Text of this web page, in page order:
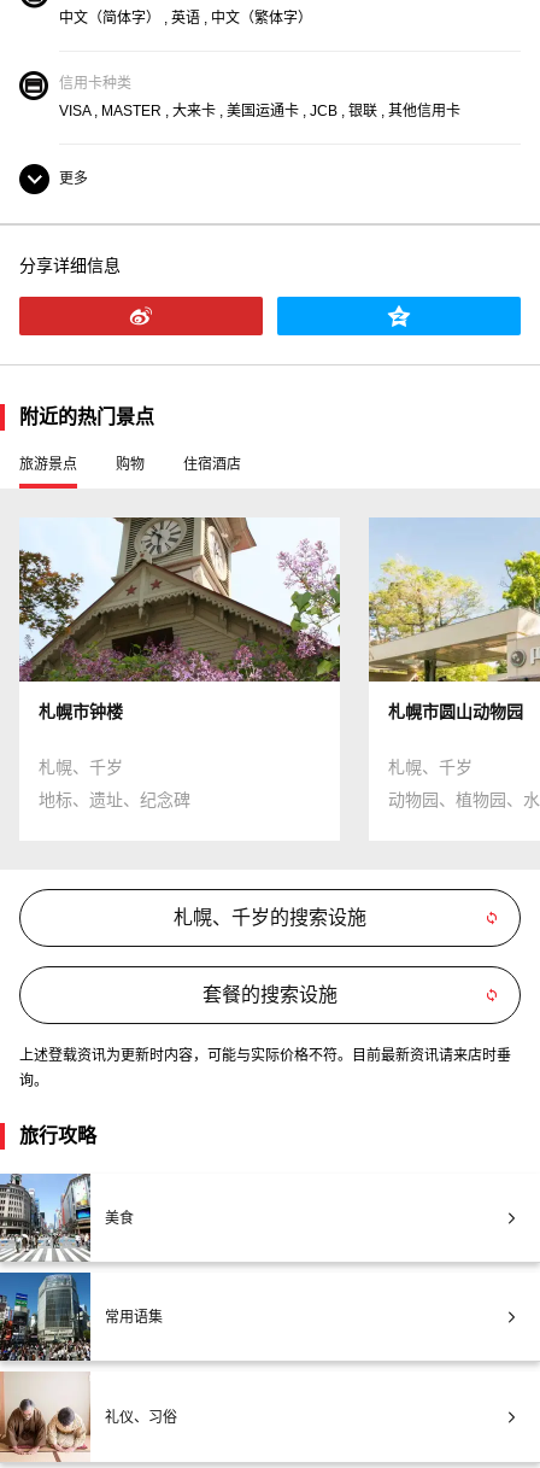
中文（简体字） , 英语 , 中文（繁体字）
信用卡种类
VISA , MASTER , 大来卡 , 美国运通卡 , JCB , 银联 , 其他信用卡
更多
可携带儿童
全面禁烟
分享详细信息
附近的热门景点
旅游景点 购物 住宿酒店
札幌市钟楼
札幌、千岁
地标、遗址、纪念碑
札幌市圆山动物园
札幌、千岁
动物园、植物园、
札幌、千岁的搜索设施
套餐的搜索设施
上述登载资讯为更新时内容，可能与实际价格不符。目前最新资讯请来店时垂
询。
旅行攻略
美食
常用语集
礼仪、习俗